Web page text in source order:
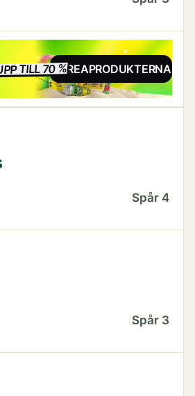
TILL 70 %REA
SE REAPRODUKTERNA
Spår 4
Spår 3